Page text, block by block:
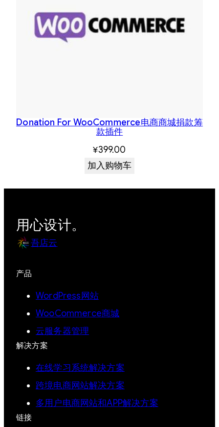
Donation For WooCommerce电商商城捐款筹
款插件
¥399.00
加入购物车
用心设计。
吾店云
产品
WordPress网站
WooCommerce商城
云服务器管理
解决方案
在线学习系统解决方案
跨境电商网站解决方案
多用户电商网站和APP解决方案
链接